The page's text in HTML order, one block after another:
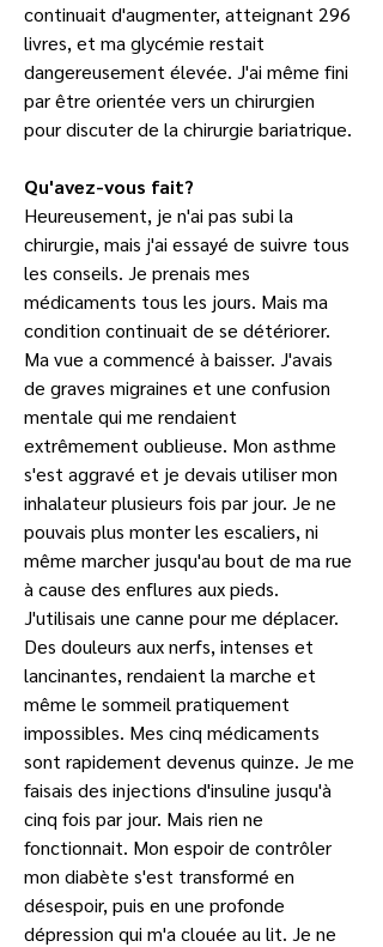
continuait d'augmenter, atteignant 296
livres, et ma glycémie restait
dangereusement élevée. J'ai même fini
par être orientée vers un chirurgien
pour discuter de la chirurgie bariatrique.
Qu'avez-vous fait?
Heureusement, je n'ai pas subi la
chirurgie, mais j'ai essayé de suivre tous
les conseils. Je prenais mes
médicaments tous les jours. Mais ma
condition continuait de se détériorer.
Ma vue a commencé à baisser. J'avais
de graves migraines et une confusion
mentale qui me rendaient
extrêmement oublieuse. Mon asthme
s'est aggravé et je devais utiliser mon
inhalateur plusieurs fois par jour. Je ne
pouvais plus monter les escaliers, ni
même marcher jusqu'au bout de ma rue
à cause des enflures aux pieds.
J'utilisais une canne pour me déplacer.
Des douleurs aux nerfs, intenses et
lancinantes, rendaient la marche et
même le sommeil pratiquement
impossibles. Mes cinq médicaments
sont rapidement devenus quinze. Je me
faisais des injections d'insuline jusqu'à
cinq fois par jour. Mais rien ne
fonctionnait. Mon espoir de contrôler
mon diabète s'est transformé en
désespoir, puis en une profonde
dépression qui m'a clouée au lit. Je ne